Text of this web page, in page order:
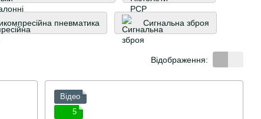
пневматика Сигнальна зброя
Відображення:
Відео
5